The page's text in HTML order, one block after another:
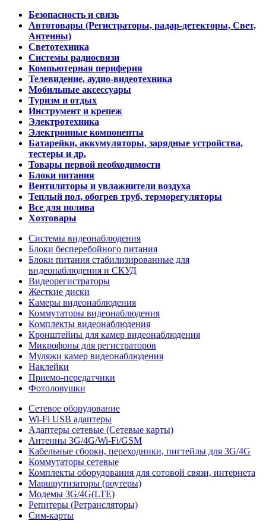
Безопасность и связь
Автотовары (Регистраторы, радар-детекторы, Свет,
Антенны)
Светотехника
Системы радиосвязи
Компьютерная периферия
Телевидение, аудио-видеотехника
Мобильные аксессуары
Туризм и отдых
Инструмент и крепеж
Электротехника
Электронные компоненты
Батарейки, аккумуляторы, зарядные устройства,
тестеры и др.
Товары первой необходимости
Блоки питания
Вентиляторы и увлажнители воздуха
Теплый пол, обогрев труб, терморегуляторы
Все для полива
Хозтовары
Системы видеонаблюдения
Блоки бесперебойного питания
Блоки питания стабилизированные для
видеонаблюдения и СКУД
Видеорегистраторы
Жесткие диски
Камеры видеонаблюдения
Коммутаторы видеонаблюдения
Комплекты видеонаблюдения
Кронштейны для камер видеонаблюдения
Микрофоны для регистраторов
Муляжи камер видеонаблюдения
Наклейки
Приемо-передатчики
Фотоловушки
Сетевое оборудование
Wi-Fi USB адаптеры
Адаптеры сетевые (Сетевые карты)
Антенны 3G/4G/Wi-Fi/GSM
Кабельные сборки, переходники, пигтейлы для 3G/4G
Коммутаторы сетевые
Комплекты оборудования для сотовой связи, интернета
Маршрутизаторы (роутеры)
Модемы 3G/4G(LTE)
Репитеры (Ретрансляторы)
Сим-карты